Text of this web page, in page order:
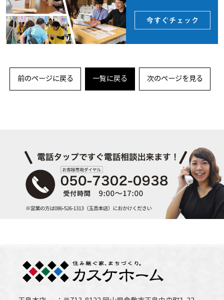
前のページに戻る 一覧に戻る 次のページを見る